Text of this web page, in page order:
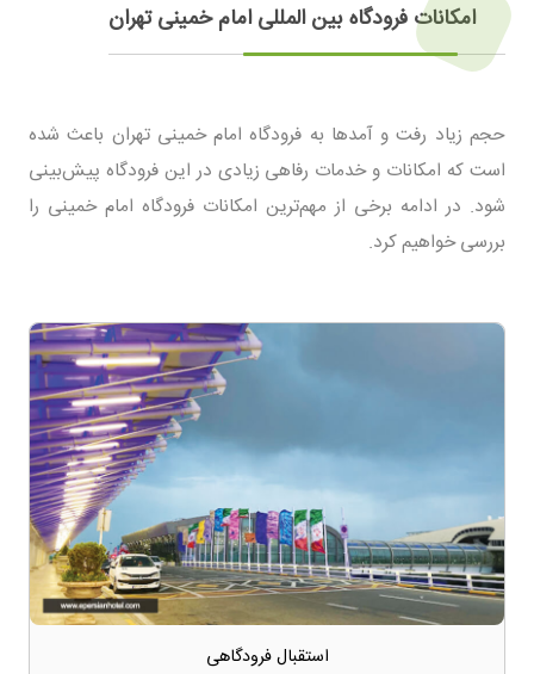
امکانات فرودگاه بین المللی امام خمینی تهران
حجم زیاد رفت و آمدها به فرودگاه امام خمینی تهران باعث شده
است که امکانات و خدمات رفاهی زیادی در این فرودگاه پیش‌بینی
شود. در ادامه برخی از مهم‌ترین امکانات فرودگاه امام خمینی را
بررسی خواهیم کرد.
استقبال فرودگاهی